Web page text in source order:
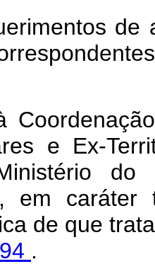
de
e Ex-
do
em caráter
de que
.